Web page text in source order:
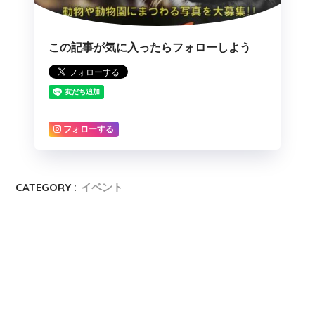
この記事が気に入ったらフォローしよう
フォローする
CATEGORY : イベント